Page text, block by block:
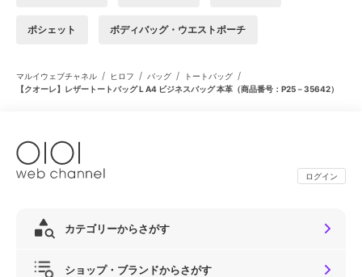
ポシェット ボディバッグ・ウエストポーチ
マルイウェブチャネル / ヒロフ / バッグ / トートバッグ /
【クオーレ】レザートートバッグ L A4 ビジネスバッグ 本革（商品番号：P25－35642）
ログイン
カテゴリーからさがす
ショップ・ブランドからさがす